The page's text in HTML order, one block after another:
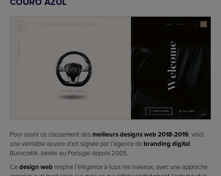
Pour ouvrir ce classement des meilleurs designs web 2018-2019, voici
une véritable œuvre d’art signée par l’agence de branding digital
Bürocratik, basée au Portugal depuis 2005.
Cedesign web respire l’élégance à tous les niveaux, avec une approche